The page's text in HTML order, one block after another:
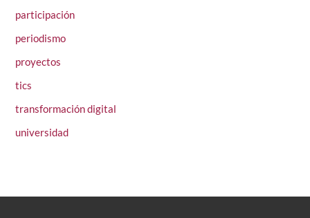
participación
periodismo
proyectos
tics
transformación digital
universidad